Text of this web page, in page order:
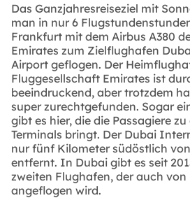
Das Ganzjahresreiseziel mit
man in nur 6
Frankfurt mit dem Airbus A380
Emirates zum Zielflughafen
Airport geflogen. Der
Fluggesellschaft Emirates ist
beeindruckend, aber trotzdem
super zurechtgefunden. Sogar
gibt es hier, die die Passagiere
Terminals bringt. Der Dubai
nur fünf Kilometer südöstlich
entfernt. In Dubai gibt es seit
zweiten Flughafen, der auch
angeflogen wird.